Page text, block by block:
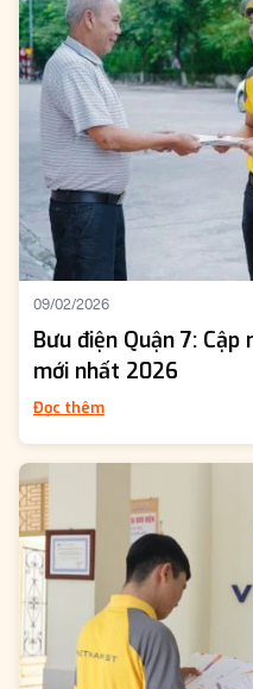
09/02/2026
Bưu điện Quận 7:
mới nhất 2026
Đọc thêm